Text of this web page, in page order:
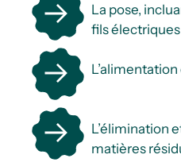
La pose,
fils électriques
L’élimination
matières